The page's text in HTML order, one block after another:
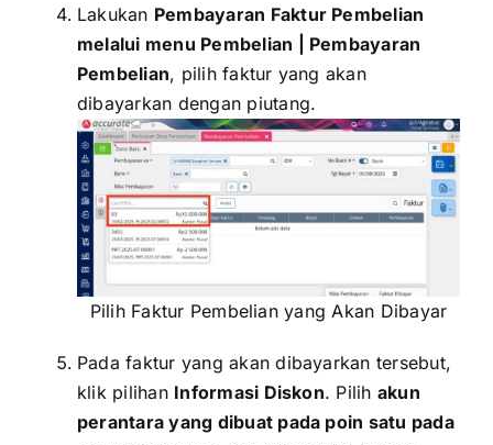
Lakukan Pembayaran Faktur Pembelian
melalui menu Pembelian | Pembayaran
Pembelian, pilih faktur yang akan
dibayarkan dengan piutang.
Pilih Faktur Pembelian yang Akan Dibayar
Pada faktur yang akan dibayarkan tersebut,
klik pilihan Informasi Diskon. Pilih akun
perantara yang dibuat pada poin satu pada